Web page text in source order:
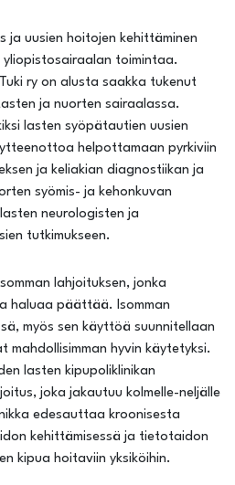
ja uusien hoitojen kehittäminen
toimintaa.
ry on alusta saakka tukenut
ja nuorten sairaalassa.
lasten syöpätautien uusien
helpottamaan pyrkiviin
ja keliakian diagnostiikan ja
syömis- ja kehonkuvan
neurologisten ja
tutkimukseen.
lahjoituksen, jonka
haluaa päättää. Isomman
myös sen käyttöä suunnitellaan
hyvin käytetyksi.
lasten kipupoliklinikan
joka jakautuu kolmelle-neljälle
edesauttaa kroonisesta
kehittämisessä ja tietotaidon
kipua hoitaviin yksiköihin.